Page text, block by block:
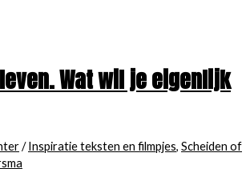
Wat wil je eigenlijk
/Inspiratie teksten en filmpjes, Scheiden of